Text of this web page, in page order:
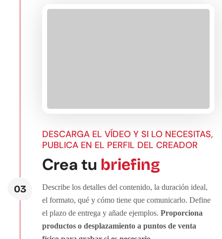
03
DESCARGA EL VÍDEO Y SI LO NECESITAS,
PUBLICA EN EL PERFIL DEL CREADOR
Crea tu briefing
Describe los detalles del contenido, la duración ideal,
el formato, qué y cómo tiene que comunicarlo. Define
el plazo de entrega y añade ejemplos. Proporciona
productos o desplazamiento a puntos de venta